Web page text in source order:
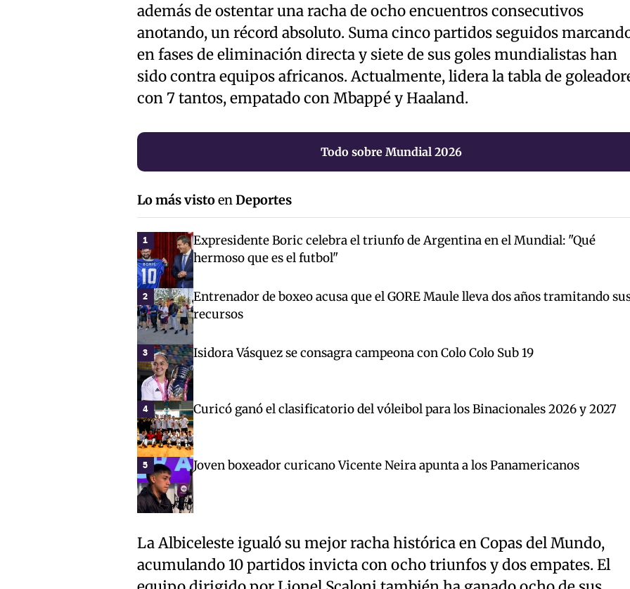
además de ostentar una racha de ocho encuentros consecutivos
anotando, un récord absoluto. Suma cinco partidos seguidos
en fases de eliminación directa y siete de sus goles mundialistas han
sido contra equipos africanos. Actualmente, lidera la tabla de
con 7 tantos, empatado con Mbappé y Haaland.
Todo sobre Mundial 2026
Lo más vistoenDeportes
1
Expresidente Boric celebra el triunfo de Argentina en el Mundial: "Qué
hermoso que es el futbol"
2
Entrenador de boxeo acusa que el GORE Maule lleva dos años tramitando
recursos
3 Isidora Vásquez se consagra campeona con Colo Colo Sub 19
4 Curicó ganó el clasificatorio del vóleibol para los Binacionales 2026 y 2027
5 Joven boxeador curicano Vicente Neira apunta a los Panamericanos
La Albiceleste igualó su mejor racha histórica en Copas del Mundo,
acumulando 10 partidos invicta con ocho triunfos y dos empates. El